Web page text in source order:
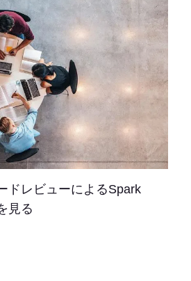
ドレビューによるSpark
見る